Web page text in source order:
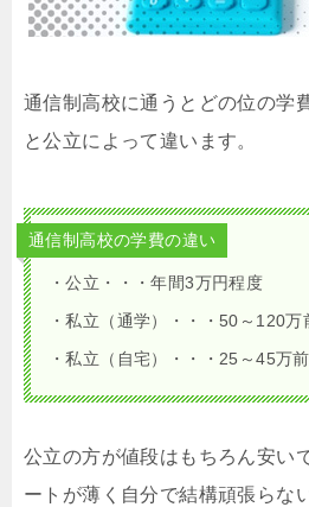
通信制高校に通うとどの位の学
と公立によって違います。
通信制高校の学費の違い
・公立・・・年間3万円程度
・私立（通学）・・・50～120万
・私立（自宅）・・・25～45万
公立の方が値段はもちろん安い
ートが薄く自分で結構頑張らな